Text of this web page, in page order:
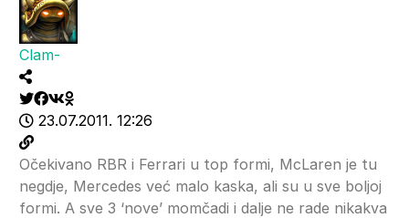
Clam-
23.07.2011. 12:26
Očekivano RBR i Ferrari u top formi, McLaren je tu
negdje, Mercedes već malo kaska, ali su u sve boljoj
formi. A sve 3 ‘nove’ momčadi i dalje ne rade nikakva